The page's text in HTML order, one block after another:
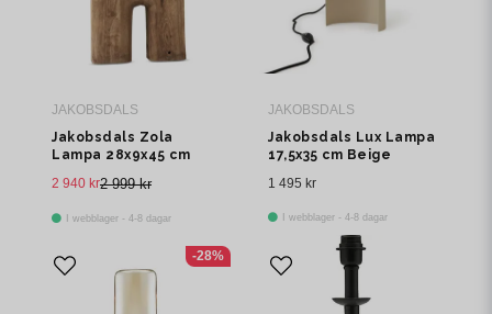
JAKOBSDALS
Jakobsdals Zola
Lampa 28x9x45 cm
2 999 kr
2 940 kr
I webblager - 4-8 dagar
JAKOBSDALS
Jakobsdals Lux Lampa
17,5x35 cm Beige
1 495 kr
I webblager - 4-8 dagar
-28%